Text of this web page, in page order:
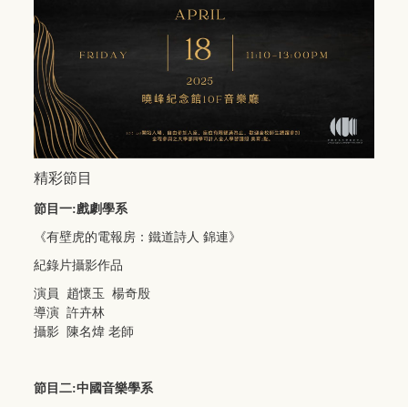
精彩節目
節目一:戲劇學系
《有壁虎的電報房：鐵道詩人 錦連》
紀錄片攝影作品
演員 趙懷玉 楊奇殷
導演 許卉林
攝影 陳名煒 老師
節目二:中國音樂學系